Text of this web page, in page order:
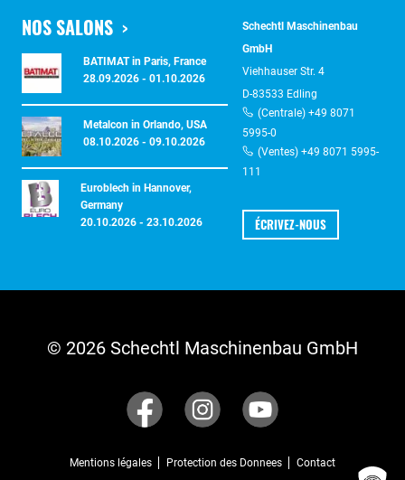
NOS SALONS
BATIMAT in Paris, France
28.09.2026 - 01.10.2026
Metalcon in Orlando, USA
08.10.2026 - 09.10.2026
Euroblech in Hannover,
Germany
20.10.2026 - 23.10.2026
Schechtl Maschinenbau
GmbH
Viehhauser Str. 4
D-83533 Edling
(Centrale) +49 8071
5995-0
(Ventes) +49 8071 5995-
111
ÉCRIVEZ-NOUS
© 2026 Schechtl Maschinenbau GmbH
Mentions légales Protection des Donnees Contact